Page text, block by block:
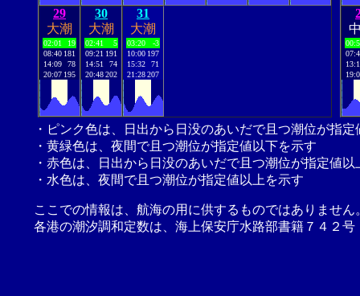
29
大潮
02:01
19
08:40 181
14:09
78
20:07 195
30
大潮
02:41
5
09:21 191
14:51
74
20:48202
31
大潮
03:20
-3
10:00 197
15:32
71
21:28207
・ピンク色は、日出から日没のあいだで且つ潮位が指
・黄緑色は、夜間で且つ潮位が指定値以下を示す
・赤色は、日出から日没のあいだで且つ潮位が指定値以
・水色は、夜間で且つ潮位が指定値以上を示す
ここでの情報は、航海の用に供するものではありませ
各港の潮汐調和定数は、海上保安庁水路部書籍７４２